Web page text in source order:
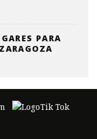
PARA